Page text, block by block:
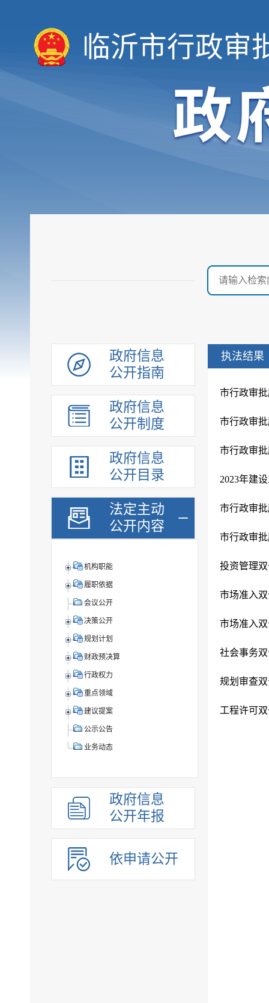
临沂市行政审
政府信息
公开指南
政府信息
公开制度
政府信息
公开目录
法定主动
公开内容
机构职能
履职依据
会议公开
决策公开
规划计划
财政预决算
行政权力
重点领域
建议提案
公示公告
业务动态
政府信息
公开年报
依申请公开
执法结果
市行政审
市行政审
市行政审
市行政审
市行政审
投资管理
市场准入
市场准入
社会事务
规划审查
工程许可